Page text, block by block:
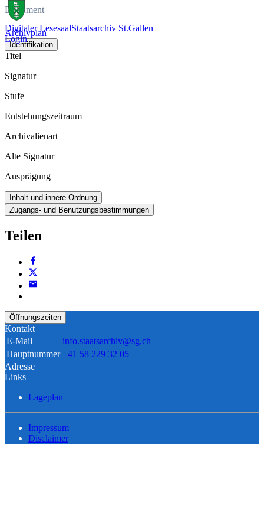
Digitaler LesesaalStaatsarchiv St.Gallen
Login
Dokument
Archivplan
Identifikation
Titel
Signatur
Stufe
Entstehungszeitraum
Archivalienart
Alte Signatur
Ausprägung
Inhalt und innere Ordnung
Zugangs- und Benutzungsbestimmungen
Teilen
Öffnungszeiten
Kontakt
E-Mail
info.staatsarchiv@sg.ch
Hauptnummer +41 58 229 32 05
Adresse
Links
Lageplan
Impressum
Disclaimer